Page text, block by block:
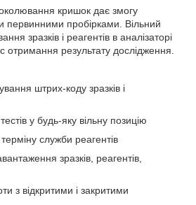
кришок дає змогу
первинними пробірками. Вільний
зразків і реагентів в аналізаторі
отримання результату дослідження.
штрих-коду зразків і
у будь-яку вільну позицію
служби реагентів
зразків, реагентів,
з відкритими і закритими